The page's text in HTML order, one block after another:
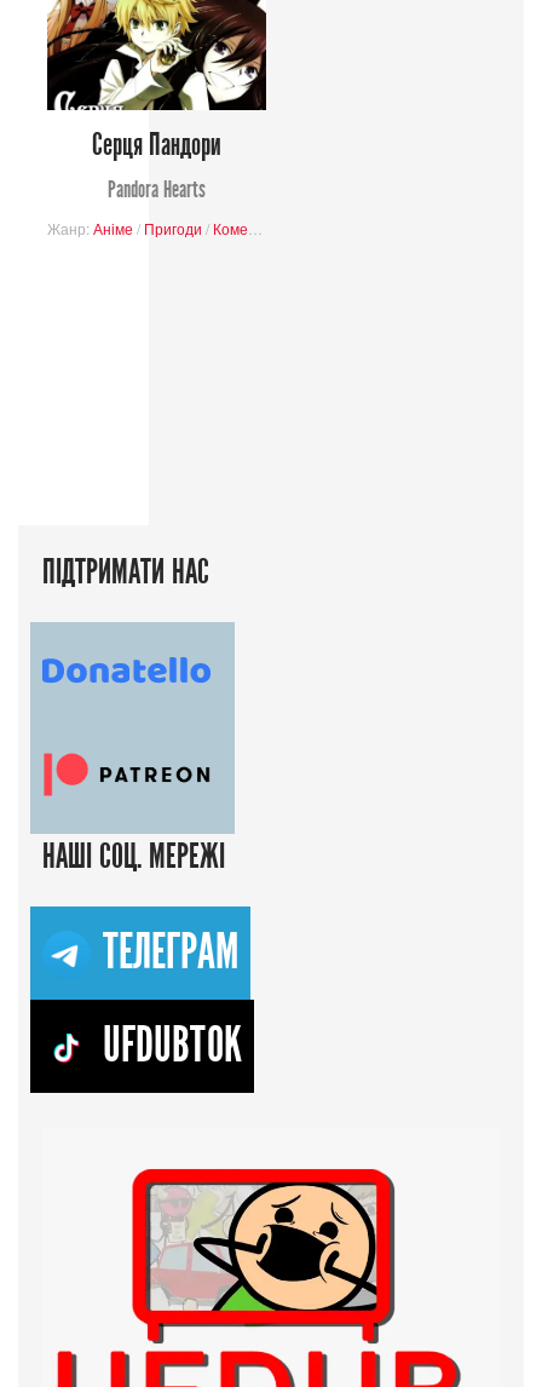
Серця Пандори
Pandora Hearts
Жанр: Аніме / Пригоди / Комедія
ПІДТРИМАТИ НАС
НАШІ СОЦ. МЕРЕЖІ
ТЕЛЕГРАМ
UFDUBTOK